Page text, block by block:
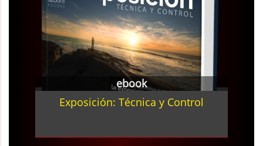
ebook
Exposición: Técnica y Control